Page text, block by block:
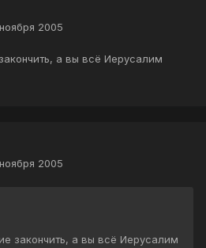
2005
а вы всё Иерусалим
2005
закончить, а вы всё Иерусалим